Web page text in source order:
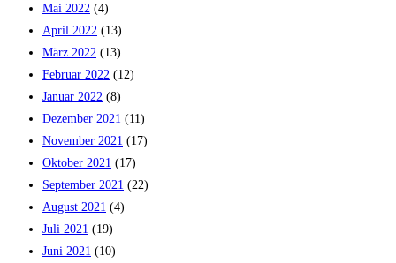
Mai 2022 (4)
April 2022 (13)
März 2022 (13)
Februar 2022 (12)
Januar 2022 (8)
Dezember 2021 (11)
November 2021 (17)
Oktober 2021 (17)
September 2021 (22)
August 2021 (4)
Juli 2021 (19)
Juni 2021 (10)